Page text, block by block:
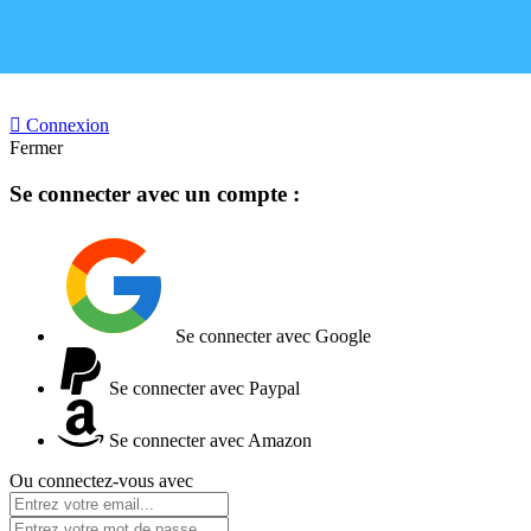
 Connexion
Fermer
Se connecter avec un compte :
Se connecter avec Google
Se connecter avec Paypal
Se connecter avec Amazon
Ou connectez-vous avec